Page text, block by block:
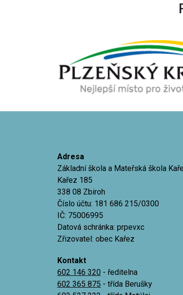
Adresa
Základní škola a Mateřská škola
Kařez 185
338 08 Zbiroh
Číslo účtu: 181 686 215/0300
IČ: 75006995
Datová schránka: prpevxc
Zřizovatel: obec Kařez
Kontakt
602 146 320 - ředitelna
602 365 875 - třída Berušky